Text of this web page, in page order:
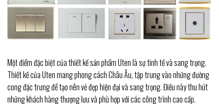
Một điểm đặc biệt của thiết kế sản phẩm Uten là sự tinh tế và sang trọng.
Thiết kế của Uten mang phong cách Châu Âu, tập trung vào những đường
cong đặc trưng để tạo nên vẻ đẹp hiện đại và sang trọng. Điều này thu hút
những khách hàng thượng lưu và phù hợp với các công trình cao cấp.